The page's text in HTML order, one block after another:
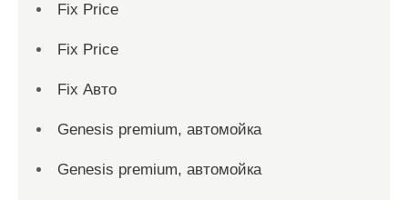
Fix Price
Fix Price
Fix Авто
Genesis premium, автомойка
Genesis premium, автомойка